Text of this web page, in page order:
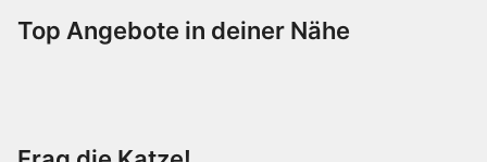
Top Angebote in deiner Nähe